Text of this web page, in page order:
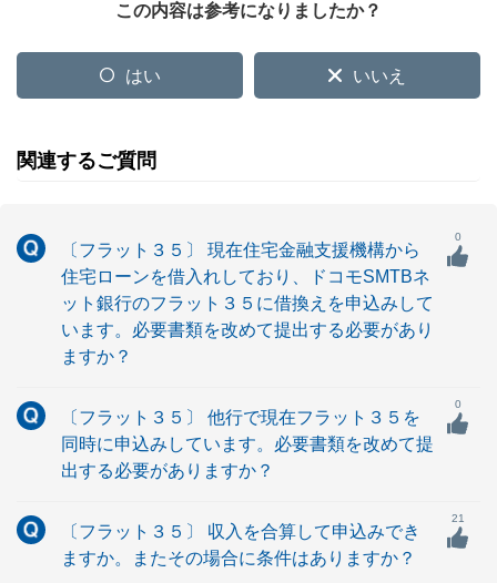
この内容は参考になりましたか？
はい いいえ
関連するご質問
〔フラット３５〕 現在住宅金融支援機構から
住宅ローンを借入れしており、ドコモSMTBネ
ット銀行のフラット３５に借換えを申込みして
います。必要書類を改めて提出する必要があり
ますか？
0
〔フラット３５〕 他行で現在フラット３５を
同時に申込みしています。必要書類を改めて提
出する必要がありますか？
0
〔フラット３５〕 収入を合算して申込みでき
ますか。またその場合に条件はありますか？
21